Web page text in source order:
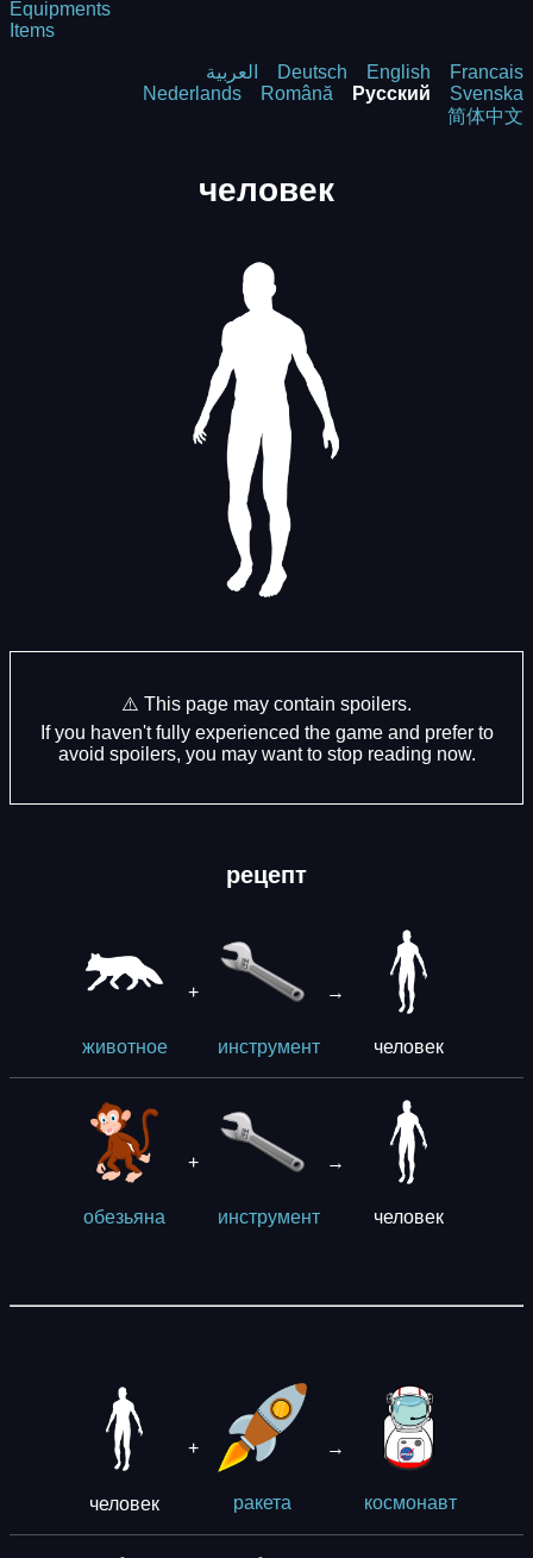
Equipments
Items
العربية Deutsch English
Francais
Nederlands
Română Русский
Svenska
简体中文
человек
⚠️ This page may contain spoilers.
If you haven't fully experienced the game and prefer to
avoid spoilers, you may want to stop reading now.
рецепт
животное
+
инструмент
→
человек
обезьяна
+
инструмент
→
человек
человек
+
ракета
→
космонавт